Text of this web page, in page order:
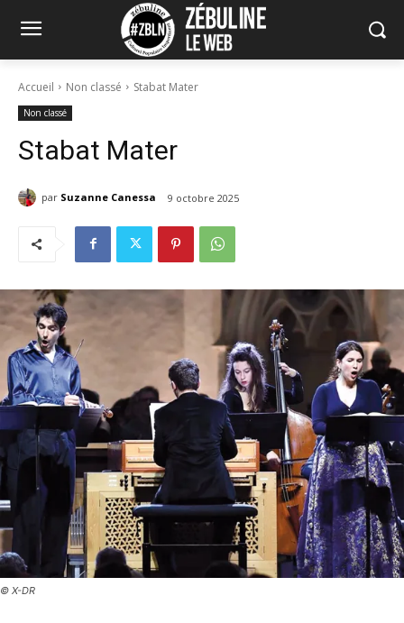
Accueil Non classé Stabat Mater
Non classé
Stabat Mater
par Suzanne Canessa 9 octobre 2025
© X-DR